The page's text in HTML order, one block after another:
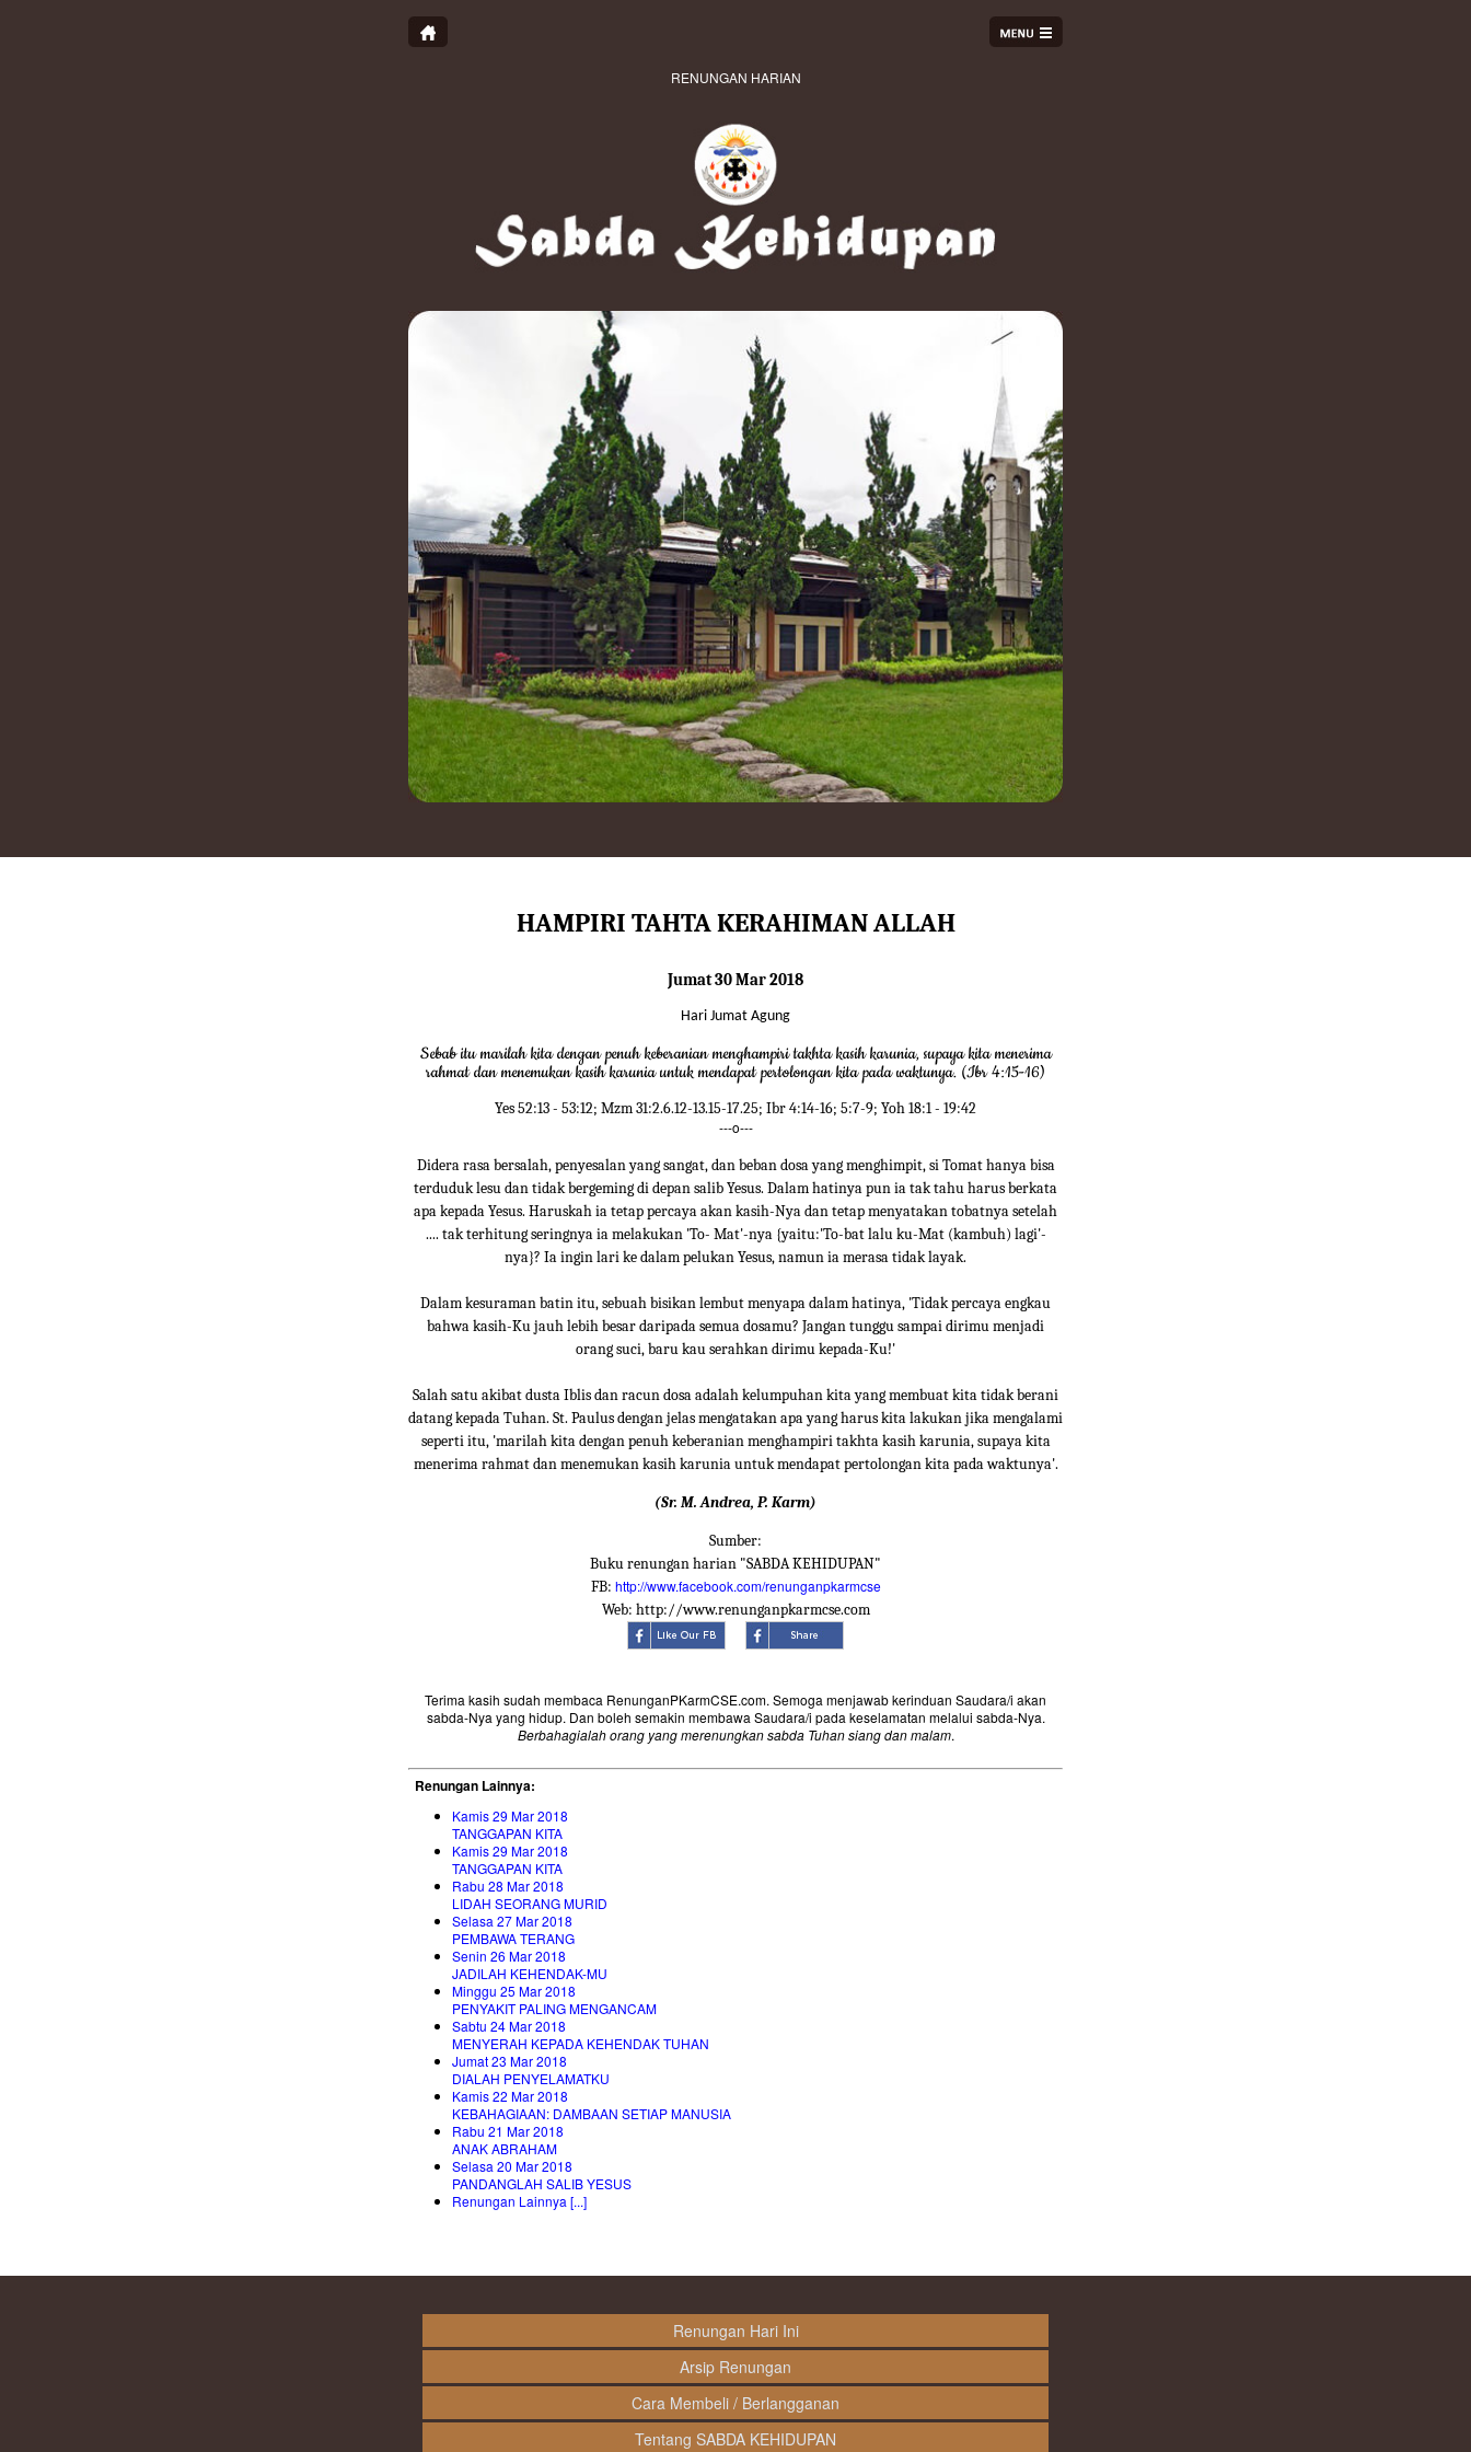
RENUNGAN HARIAN
HAMPIRI TAHTA KERAHIMAN ALLAH
Jumat 30 Mar 2018
Hari Jumat Agung
Sebab itu marilah kita dengan penuh keberanian menghampiri takhta kasih karunia, supaya kita menerima
rahmat dan menemukan kasih karunia untuk mendapat pertolongan kita pada waktunya. (Ibr 4:15-16)
Yes 52:13 - 53:12; Mzm 31:2.6.12-13.15-17.25; Ibr 4:14-16; 5:7-9; Yoh 18:1 - 19:42
---o---
Didera rasa bersalah, penyesalan yang sangat, dan beban dosa yang menghimpit, si Tomat hanya bisa
terduduk lesu dan tidak bergeming di depan salib Yesus. Dalam hatinya pun ia tak tahu harus berkata
apa kepada Yesus. Haruskah ia tetap percaya akan kasih-Nya dan tetap menyatakan tobatnya setelah
.... tak terhitung seringnya ia melakukan 'To- Mat'-nya {yaitu:'To-bat lalu ku-Mat (kambuh) lagi'-
nya}? Ia ingin lari ke dalam pelukan Yesus, namun ia merasa tidak layak.
Dalam kesuraman batin itu, sebuah bisikan lembut menyapa dalam hatinya, 'Tidak percaya engkau
bahwa kasih-Ku jauh lebih besar daripada semua dosamu? Jangan tunggu sampai dirimu menjadi
orang suci, baru kau serahkan dirimu kepada-Ku!'
Salah satu akibat dusta Iblis dan racun dosa adalah kelumpuhan kita yang membuat kita tidak berani
datang kepada Tuhan. St. Paulus dengan jelas mengatakan apa yang harus kita lakukan jika mengalami
seperti itu, 'marilah kita dengan penuh keberanian menghampiri takhta kasih karunia, supaya kita
menerima rahmat dan menemukan kasih karunia untuk mendapat pertolongan kita pada waktunya'.
(Sr. M. Andrea, P. Karm)
Sumber:
Buku renungan harian "SABDA KEHIDUPAN"
FB: http://www.facebook.com/renunganpkarmcse
Web: http://www.renunganpkarmcse.com
Terima kasih sudah membaca RenunganPKarmCSE.com. Semoga menjawab kerinduan Saudara/i akan
sabda-Nya yang hidup. Dan boleh semakin membawa Saudara/i pada keselamatan melalui sabda-Nya.
Berbahagialah orang yang merenungkan sabda Tuhan siang dan malam.
Renungan Lainnya:
Kamis 29 Mar 2018
TANGGAPAN KITA
Kamis 29 Mar 2018
TANGGAPAN KITA
Rabu 28 Mar 2018
LIDAH SEORANG MURID
Selasa 27 Mar 2018
PEMBAWA TERANG
Senin 26 Mar 2018
JADILAH KEHENDAK-MU
Minggu 25 Mar 2018
PENYAKIT PALING MENGANCAM
Sabtu 24 Mar 2018
MENYERAH KEPADA KEHENDAK TUHAN
Jumat 23 Mar 2018
DIALAH PENYELAMATKU
Kamis 22 Mar 2018
KEBAHAGIAAN: DAMBAAN SETIAP MANUSIA
Rabu 21 Mar 2018
ANAK ABRAHAM
Selasa 20 Mar 2018
PANDANGLAH SALIB YESUS
Renungan Lainnya [...]
Renungan Hari Ini
Arsip Renungan
Cara Membeli / Berlangganan
Tentang SABDA KEHIDUPAN